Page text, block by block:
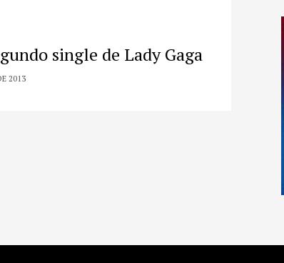
single de Lady Gaga
2013